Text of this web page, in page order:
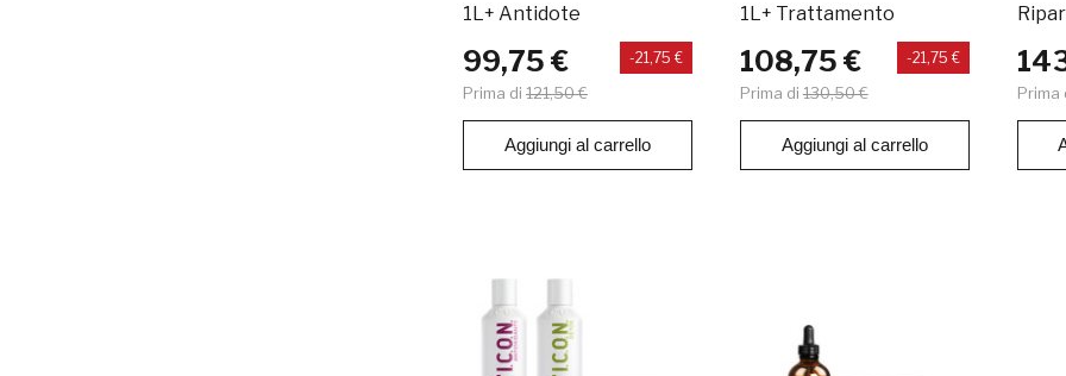
1L+ Antidote
99,75 €
Prima di 121,50 €
-21,75 €
Aggiungi al carrello
1L+ Trattamento
108,75 €
Prima di 130,50 €
-21,75 €
Aggiungi al carrello
Prima